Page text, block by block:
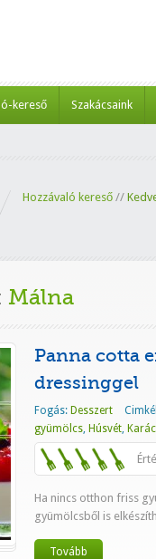
kereső Szakácsaink
Hozzávaló kereső //
Málna
Panna cotta
dressinggel
Fogás: Desszert
gyümölcs, Húsvét,
Ha nincs otthon friss
gyümölcsből is
Tovább